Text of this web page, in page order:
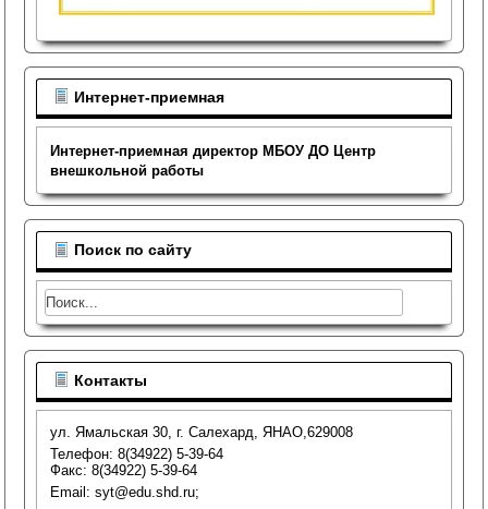
Интернет-приемная
Интернет-приемная директор МБОУ ДО Центр
внешкольной работы
Поиск по сайту
Контакты
ул. Ямальская 30, г. Салехард, ЯНАО,629008
Телефон: 8(34922) 5-39-64
Факс: 8(34922) 5-39-64
Email: syt@edu.shd.ru;